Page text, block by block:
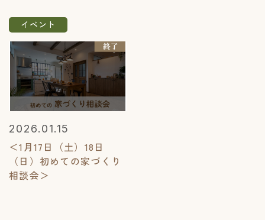
イベント
2026.01.15
＜1月17日（土）18日
（日）初めての家づくり
相談会＞